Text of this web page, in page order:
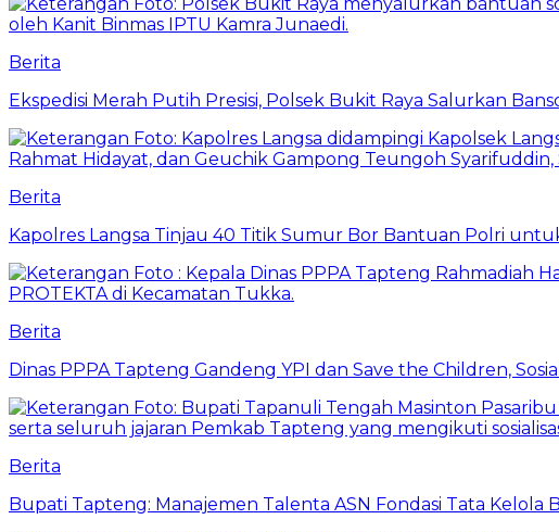
Berita
Ekspedisi Merah Putih Presisi, Polsek Bukit Raya Salurkan
Berita
Kapolres Langsa Tinjau 40 Titik Sumur Bor Bantuan Polri
Berita
Dinas PPPA Tapteng Gandeng YPI dan Save the Children,
Berita
Bupati Tapteng: Manajemen Talenta ASN Fondasi Tata Kelola